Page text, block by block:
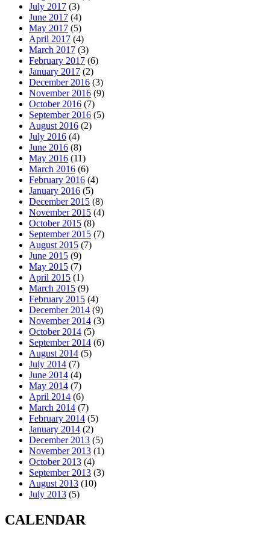
July 2017 (3)
June 2017 (4)
May 2017 (5)
April 2017 (4)
March 2017 (3)
February 2017 (6)
January 2017 (2)
December 2016 (3)
November 2016 (9)
October 2016 (7)
September 2016 (5)
August 2016 (2)
July 2016 (4)
June 2016 (8)
May 2016 (11)
March 2016 (6)
February 2016 (4)
January 2016 (5)
December 2015 (8)
November 2015 (4)
October 2015 (8)
September 2015 (7)
August 2015 (7)
June 2015 (9)
May 2015 (7)
April 2015 (1)
March 2015 (9)
February 2015 (4)
December 2014 (9)
November 2014 (3)
October 2014 (5)
September 2014 (6)
August 2014 (5)
July 2014 (7)
June 2014 (4)
May 2014 (7)
April 2014 (6)
March 2014 (7)
February 2014 (5)
January 2014 (2)
December 2013 (5)
November 2013 (1)
October 2013 (4)
September 2013 (3)
August 2013 (10)
July 2013 (5)
CALENDAR